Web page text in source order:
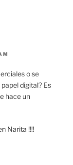
o se
digital? Es
hace un
Narita !!!!